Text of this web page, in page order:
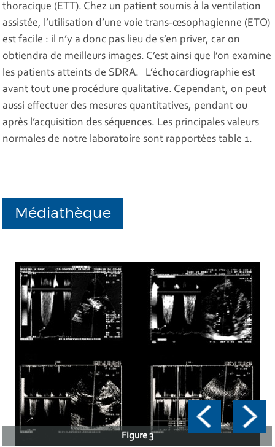
thoracique (ETT). Chez un patient soumis à la ventilation
assistée, l’utilisation d’une voie trans-œsophagienne (ETO)
est facile : il n’y a donc pas lieu de s’en priver, car on
obtiendra de meilleurs images. C’est ainsi que l’on examine
les patients atteints de SDRA. L’échocardiographie est
avant tout une procédure qualitative. Cependant, on peut
aussi effectuer des mesures quantitatives, pendant ou
après l’acquisition des séquences. Les principales valeurs
normales de notre laboratoire sont rapportées table 1.
Médiathèque
Figure 3